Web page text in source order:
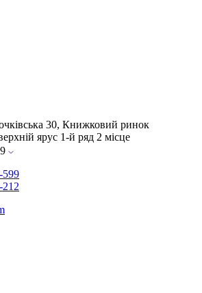
30, Книжковий ринок
ярус 1-й ряд 2 місце
599